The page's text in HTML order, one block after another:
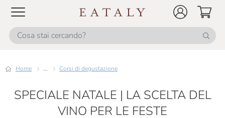
Home ... Corsi di degustazione
SPECIALE NATALE | LA SCELTA DEL
VINO PER LE FESTE